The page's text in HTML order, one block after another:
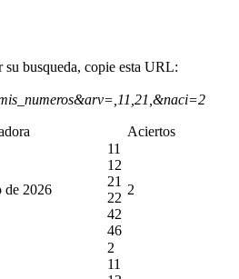
su busqueda, copie esta URL:
Aciertos
de 2026
11
12
21
22
42
46
2
2
11